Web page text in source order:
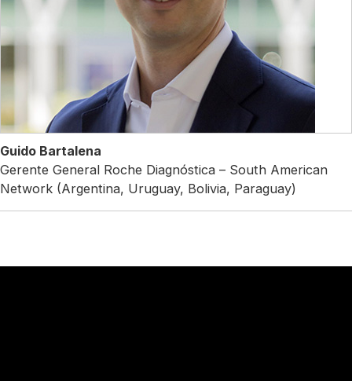
Guido Bartalena
Gerente General Roche Diagnóstica – South American
Network (Argentina, Uruguay, Bolivia, Paraguay)